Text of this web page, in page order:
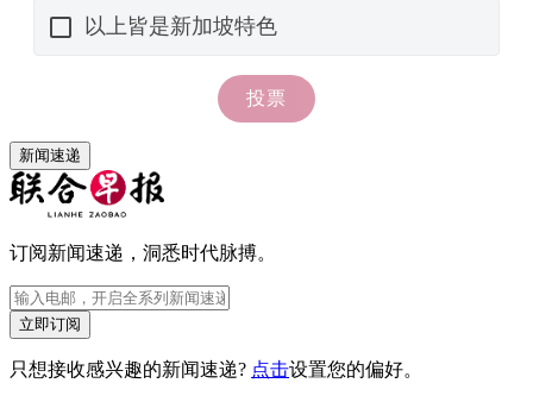
新闻速递
订阅新闻速递，洞悉时代脉搏。
立即订阅
只想接收感兴趣的新闻速递? 点击设置您的偏好。